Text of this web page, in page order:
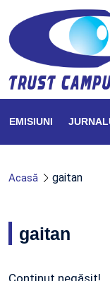
EMISIUNI
Acasă gaitan
gaitan
Conținut negăsit!